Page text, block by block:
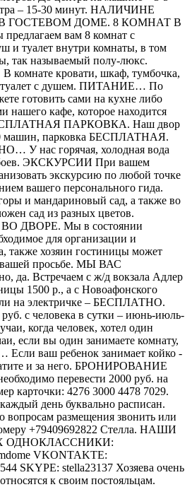
– 15-30 минут. НАЛИЧИНЕ
ГОСТЕВОМ ДОМЕ. 8 КОМНАТ В
вам 8 комнат с
и туалет внутри комнаты, в том
так называемый полу-люкс.
кровати, шкаф, тумбочка,
туалет с душем. ПИТАНИЕ… По
готовить сами на кухне либо
нашего кафе, которое находится
ПАРКОВКА. Наш двор
машин, парковка БЕСПЛАТНАЯ.
нас горячая, холодная вода
ЭКСКУРСИИ При вашем
экскурсию по любой точке
вашего персонального гида.
и мандариновый сад, а также во
сад из разных цветов.
ДВОРЕ. Мы в состоянии
для организации и
также хозяин гостиницы может
просьбе. МЫ ВАС
да. Встречаем с ж/д вокзала Адлер
1500 р., а с Новоафонского
на электричке – БЕСПЛАТНО.
с человека в сутки – июнь-июль-
когда человек, хотел один
если вы один занимаете комнату,
ваш ребенок занимает койко -
и за него. БРОНИРОВАНИЕ
перевести 2000 руб. на
карточки: 4276 3000 4478 7029.
день буквально расписан.
размещения звонить или
+79409692822 Стелла. НАШИ
ОДНОКЛАССНИКИ:
VKONTAKTE:
SKYPE: stella23137 Хозяева очень
к своим постояльцам.